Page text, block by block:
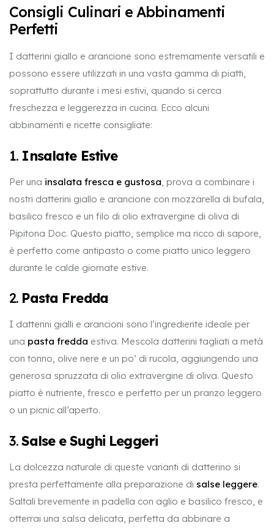
Consigli Culinari e Abbinamenti
Perfetti
I datterini giallo e arancione sono estremamente versatili e
possono essere utilizzati in una vasta gamma di piatti,
soprattutto durante i mesi estivi, quando si cerca
freschezza e leggerezza in cucina. Ecco alcuni
abbinamenti e ricette consigliate:
1. Insalate Estive
Per una insalata fresca e gustosa, prova a combinare i
nostri datterini giallo e arancione con mozzarella di bufala,
basilico fresco e un filo di olio extravergine di oliva di
Pipitona Doc. Questo piatto, semplice ma ricco di sapore,
è perfetto come antipasto o come piatto unico leggero
durante le calde giornate estive.
2. Pasta Fredda
I datterini gialli e arancioni sono l’ingrediente ideale per
una pasta fredda estiva. Mescola datterini tagliati a metà
con tonno, olive nere e un po’ di rucola, aggiungendo una
generosa spruzzata di olio extravergine di oliva. Questo
piatto è nutriente, fresco e perfetto per un pranzo leggero
o un picnic all’aperto.
3.Salse e Sughi Leggeri
La dolcezza naturale di queste varianti di datterino si
presta perfettamente alla preparazione di salse leggere.
Saltali brevemente in padella con aglio e basilico fresco, e
otterrai una salsa delicata, perfetta da abbinare a